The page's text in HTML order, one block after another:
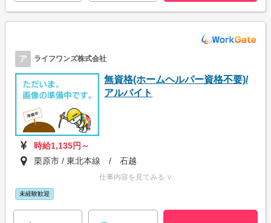
ア ライフワンズ株式会社
無資格(ホームヘルパー資格不要)/
アルバイト
時給1,135円～
栗原市 / 東北本線 / 石越
仕事内容を見てみる ∨
未経験歓迎